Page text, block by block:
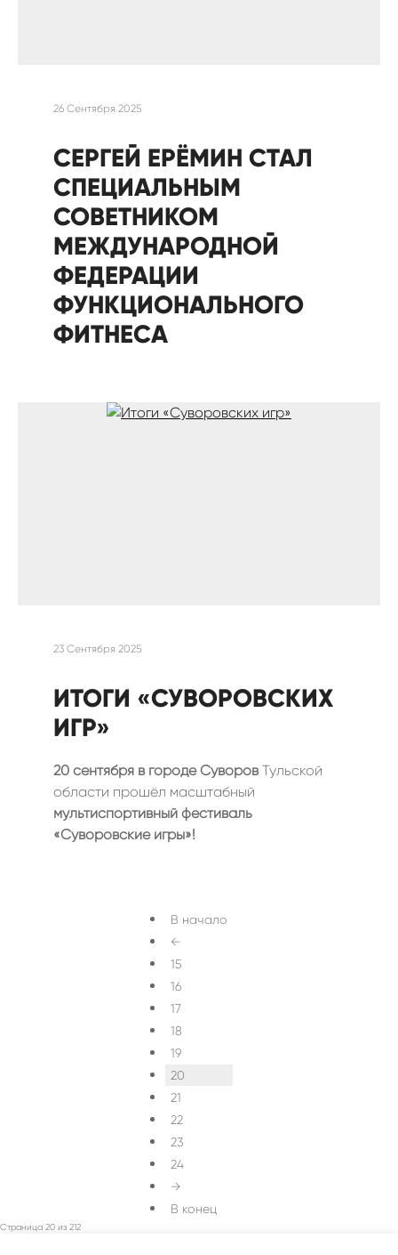
26 Сентября 2025
СЕРГЕЙ ЕРЁМИН СТАЛ
СПЕЦИАЛЬНЫМ
СОВЕТНИКОМ
МЕЖДУНАРОДНОЙ
ФЕДЕРАЦИИ
ФУНКЦИОНАЛЬНОГО
ФИТНЕСА
23 Сентября 2025
ИТОГИ «СУВОРОВСКИХ
ИГР»
20 сентября в городе СуворовТульской
области прошёл масштабный
мультиспортивный фестиваль
«Суворовские игры»!
В начало
←
15
16
17
18
19
20
21
22
23
24
→
В конец
Страница 20 из 212